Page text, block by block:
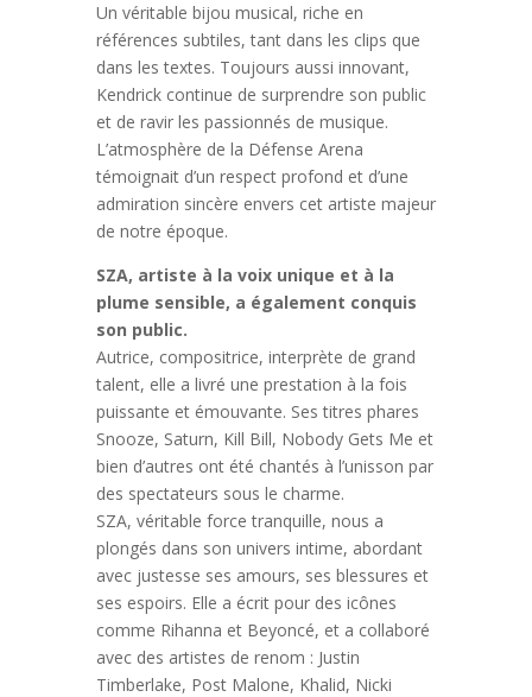
Un véritable bijou musical, riche en
références subtiles, tant dans les clips que
dans les textes. Toujours aussi innovant,
Kendrick continue de surprendre son public
et de ravir les passionnés de musique.
L’atmosphère de la Défense Arena
témoignait d’un respect profond et d’une
admiration sincère envers cet artiste majeur
de notre époque.
SZA, artiste à la voix unique et à la
plume sensible, a également conquis
son public.
Autrice, compositrice, interprète de grand
talent, elle a livré une prestation à la fois
puissante et émouvante. Ses titres phares
Snooze, Saturn, Kill Bill, Nobody Gets Me et
bien d’autres ont été chantés à l’unisson par
des spectateurs sous le charme.
SZA, véritable force tranquille, nous a
plongés dans son univers intime, abordant
avec justesse ses amours, ses blessures et
ses espoirs. Elle a écrit pour des icônes
comme Rihanna et Beyoncé, et a collaboré
avec des artistes de renom : Justin
Timberlake, Post Malone, Khalid, Nicki